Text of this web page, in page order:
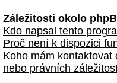
Záležitosti okolo
Kdo napsal tento
Proč není k dispozici
Koho mám
nebo právních